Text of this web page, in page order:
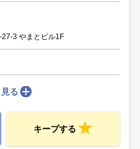
3 やまとビル1F
る
キープする